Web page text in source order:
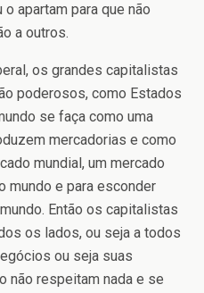
apartam para que não
a outros.
os grandes capitalistas
poderosos, como Estados
se faça como uma
mercadorias e como
mundial, um mercado
mundo e para esconder
Então os capitalistas
os lados, ou seja a todos
ou seja suas
não respeitam nada e se